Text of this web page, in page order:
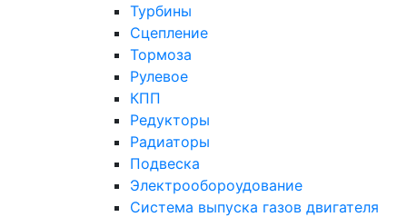
Турбины
Сцепление
Тормоза
Рулевое
КПП
Редукторы
Радиаторы
Подвеска
Электрообороудование
Система выпуска газов двигателя